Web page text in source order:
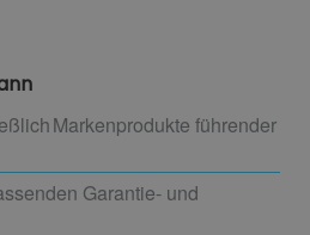
Markenprodukte führender
Garantie- und